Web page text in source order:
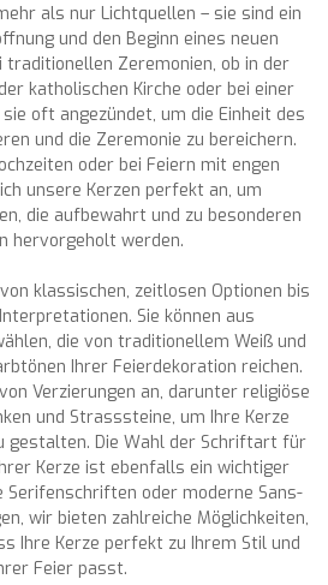
als nur Lichtquellen – sie sind ein
und den Beginn eines neuen
traditionellen Zeremonien, ob in der
katholischen Kirche oder bei einer
oft angezündet, um die Einheit des
und die Zeremonie zu bereichern.
oder bei Feiern mit engen
unsere Kerzen perfekt an, um
die aufbewahrt und zu besonderen
hervorgeholt werden.
klassischen, zeitlosen Optionen bis
Sie können aus
die von traditionellem Weiß und
Ihrer Feierdekoration reichen.
Verzierungen an, darunter religiöse
und Strasssteine, um Ihre Kerze
gestalten. Die Wahl der Schriftart für
Kerze ist ebenfalls ein wichtiger
Serifenschriften oder moderne Sans-
wir bieten zahlreiche Möglichkeiten,
Ihre Kerze perfekt zu Ihrem Stil und
Feier passt.